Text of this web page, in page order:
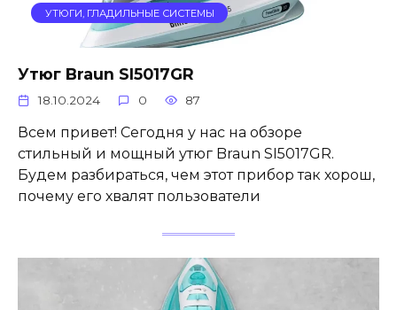
УТЮГИ, ГЛАДИЛЬНЫЕ СИСТЕМЫ
Утюг Braun SI5017GR
18.10.2024 0 87
Всем привет! Сегодня у нас на обзоре
стильный и мощный утюг Braun SI5017GR.
Будем разбираться, чем этот прибор так хорош,
почему его хвалят пользователи